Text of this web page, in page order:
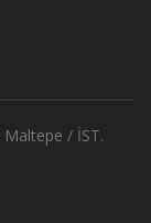
Maltepe / İST.